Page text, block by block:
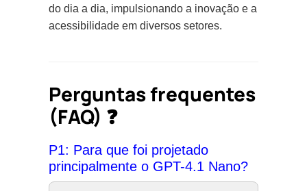
do dia a dia, impulsionando a inovação e a
acessibilidade em diversos setores.
Perguntas frequentes
(FAQ) ❓
P1: Para que foi projetado
principalmente o GPT-4.1 Nano?